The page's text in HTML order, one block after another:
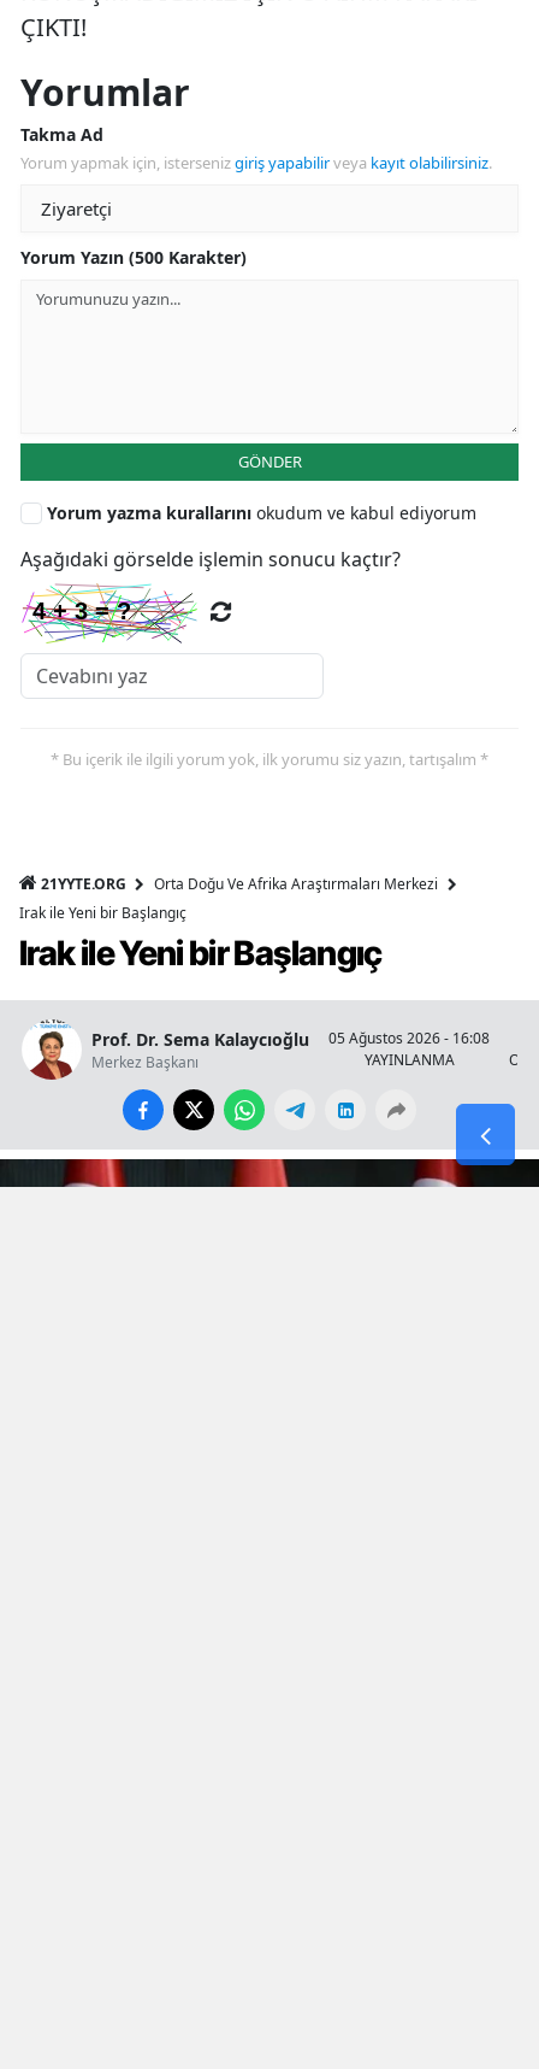
ÇIKTI!
Yorumlar
Takma Ad
Yorum yapmak için, istersenizgiriş yapabilirveya kayıt olabilirsiniz.
Yorum Yazın (500 Karakter)
GÖNDER
Yorum yazma kurallarını okudum ve kabul ediyorum
Aşağıdaki görselde işlemin sonucu kaçtır?
* Bu içerik ile ilgili yorum yok, ilk yorumu siz yazın, tartışalım *
21YYTE.ORG
Orta Doğu Ve Afrika Araştırmaları Merkezi
Irak ile Yeni bir Başlangıç
Irak ile Yeni bir Başlangıç
Prof. Dr. Sema Kalaycıoğlu
Merkez Başkanı
05 Ağustos 2026 - 16:08
YAYINLANMA